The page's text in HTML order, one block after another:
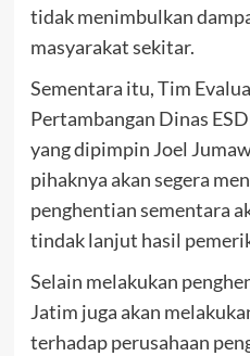
tidak menimbulkan
masyarakat sekitar.
Sementara itu, Tim
Pertambangan Dinas
yang dipimpin Joel
pihaknya akan segera
penghentian sementara
tindak lanjut hasil
Selain melakukan
Jatim juga akan
terhadap perusahaan